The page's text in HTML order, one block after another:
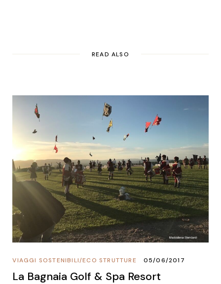
READ ALSO
ECO STRUTTURE
/
VIAGGI SOSTENIBILI 05/06/2017
La Bagnaia Golf & Spa Resort